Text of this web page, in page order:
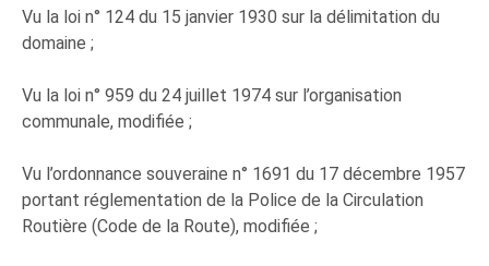
Vu la loi n° 124 du 15 janvier 1930 sur la délimitation du
domaine ;
Vu la loi n° 959 du 24 juillet 1974 sur l’organisation
communale, modifiée ;
Vu l’ordonnance souveraine n° 1691 du 17 décembre 1957
portant réglementation de la Police de la Circulation
Routière (Code de la Route), modifiée ;